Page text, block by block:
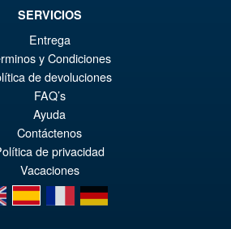
SERVICIOS
Entrega
y Condiciones
de devoluciones
FAQ’s
Ayuda
Contáctenos
de privacidad
Vacaciones
es fr de